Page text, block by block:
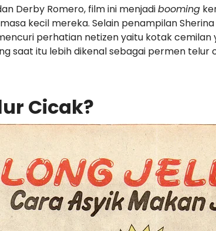
Derby Romero, film ini menjadibooming
kecil mereka. Selain penampilan
perhatian netizen yaitu kotak cemilan
saat itu lebih dikenal sebagai permen telur
Cicak?